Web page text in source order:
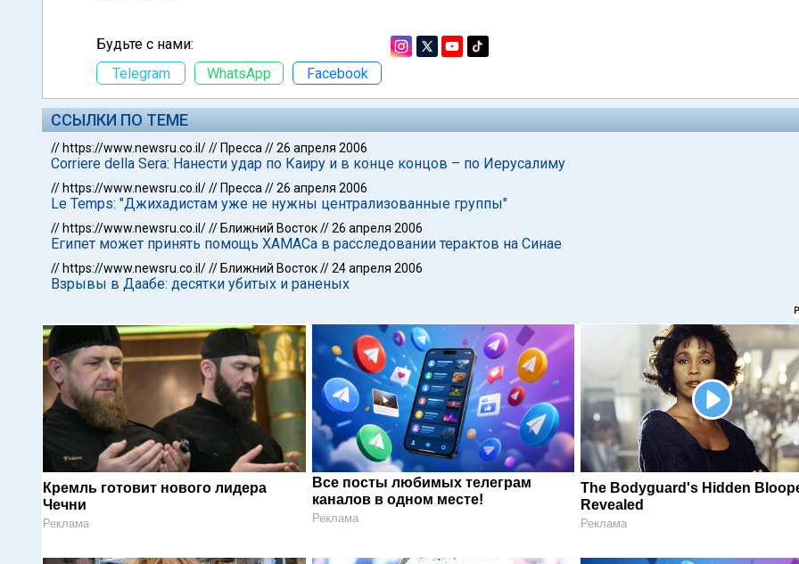
Будьте с нами:
Telegram
WhatsApp Facebook
ССЫЛКИ ПО ТЕМЕ
// https://www.newsru.co.il/// Пресса //26 апреля 2006
Corriere della Sera: Нанести удар по Каиру и в конце концов – по Иерусалиму
// https://www.newsru.co.il/// Пресса //26 апреля 2006
Le Temps: "Джихадистам уже не нужны централизованные группы"
// https://www.newsru.co.il/// Ближний Восток//26 апреля 2006
Египет может принять помощь ХАМАСа в расследовании терактов на Синае
// https://www.newsru.co.il/// Ближний Восток//24 апреля 2006
Взрывы в Даабе: десятки убитых и раненых
Кремль готовит нового лидера
Чечни
Реклама
Все посты любимых телеграм
каналов в одном месте!
Реклама
The Bodyguard's Hidden
Revealed
Реклама